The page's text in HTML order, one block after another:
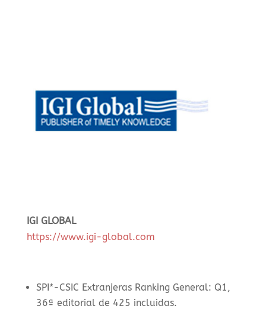
IGI GLOBAL
https://www.igi-global.com
SPI*-CSIC Extranjeras Ranking General: Q1,
36ª editorial de 425 incluidas.